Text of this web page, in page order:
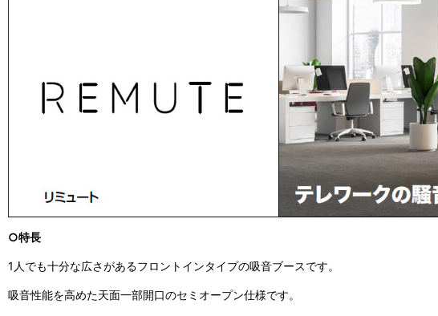
○特長
1人でも十分な広さがあるフロントインタイプの吸音ブースです。
吸音性能を高めた天面一部開口のセミオープン仕様です。